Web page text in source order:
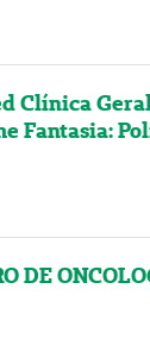
Clínica
Fantasia:
DE